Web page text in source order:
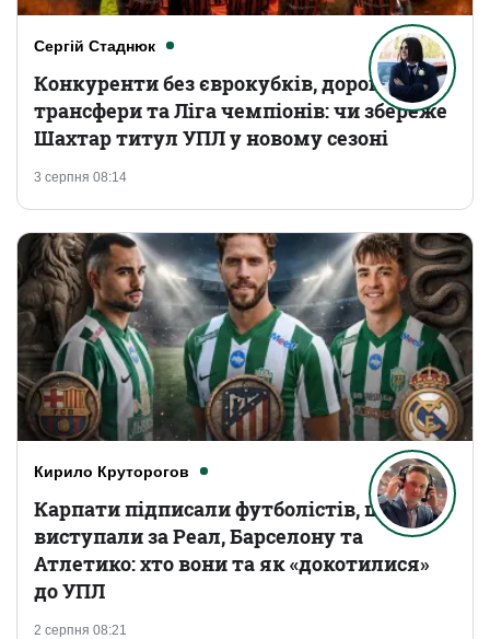
Сергій Стаднюк
3 серпня 08:14
Конкуренти без єврокубків, дорогі
трансфери та Ліга чемпіонів: чи збереже
Шахтар титул УПЛ у новому сезоні
Кирило Круторогов
2 серпня 08:21
Карпати підписали футболістів, що
виступали за Реал, Барселону та
Атлетико: хто вони та як «докотилися»
до УПЛ